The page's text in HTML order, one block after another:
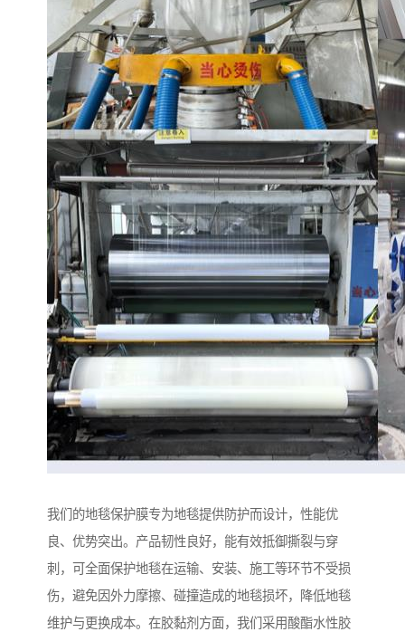
我们的地毯保护膜专为地毯提供防护而设计，性能优
良、优势突出。产品韧性良好，能有效抵御撕裂与穿
刺，可全面保护地毯在运输、安装、施工等环节不受损
伤，避免因外力摩擦、碰撞造成的地毯损坏，降低地毯
维护与更换成本。在胶黏剂方面，我们采用酸酯水性胶